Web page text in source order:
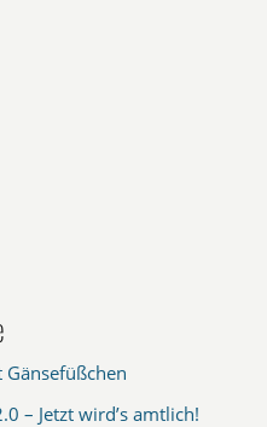
Gänsefüßchen
– Jetzt wird’s amtlich!